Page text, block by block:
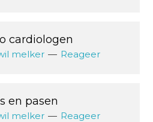
cardiologen
melker Reageer
en pasen
melker Reageer